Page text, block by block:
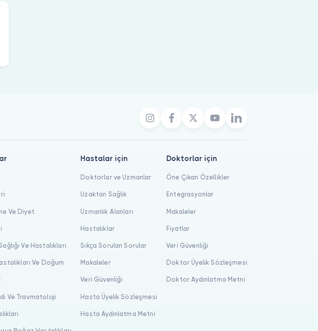
Ve Diyet
Ve Hastalıkları
Ve Doğum
Ve Travmatoloji
Hastalar için
Doktorlar ve Uzmanlar
Uzaktan Sağlık
Uzmanlık Alanları
Hastalıklar
Sıkça Sorulan Sorular
Makaleler
Veri Güvenliği
Hasta Üyelik Sözleşmesi
Hasta Aydınlatma Metni
Doktorlar için
Öne Çıkan Özellikler
Entegrasyonlar
Makaleler
Fiyatlar
Veri Güvenliği
Doktor Üyelik Sözleşmesi
Doktor Aydınlatma Metni